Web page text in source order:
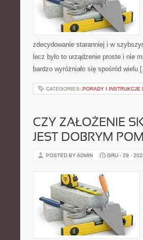
zdecydowanie staranniej i w
lecz było to urządzenie proste i nie
bardzo wyróżniało się spośród wielu
CATEGORIES: PORADY I INSTRUKCJE
CZY ZAŁOŻENIE
JEST DOBRYM
POSTED BY ADMIN GRU - 29 -